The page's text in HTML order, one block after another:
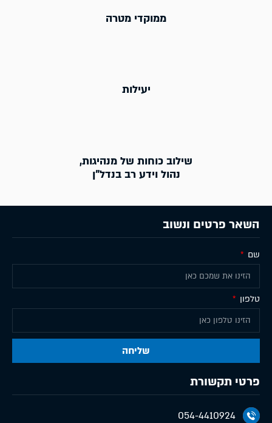
ממוקדי מטרה
יעילות
שילוב כוחות של מנהיגות,
נהול וידע רב בנדל"ן
פרטי תקשורת
054-4410924
השאר פרטים ונשוב
שם
טלפון
שליחה